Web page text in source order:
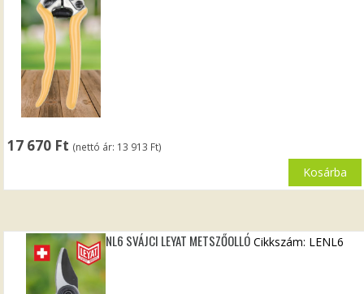
17 670 Ft (nettó ár: 13 913 Ft)
Kosárba
NL6 SVÁJCI LEYAT METSZŐOLLÓ Cikkszám: LENL6